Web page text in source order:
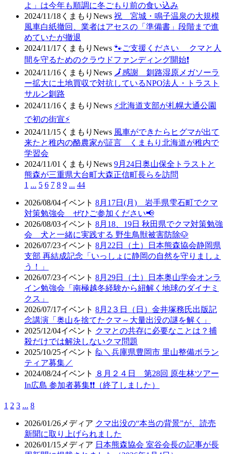
よ」は今年も順調に冬ごもり前の食い込み
2024/11/18 くまもりNews 祝 宮城・鳴子温泉の大規模
風車白紙撤回、業者はアセスの「準備書」段階まで進
めていたが撤退
2024/11/17 くまもりNews 🐾ご支援ください クマと人
間を守るためのクラウドファンディング開始❗
2024/11/16 くまもりNews 🗾感謝 釧路湿原メガソーラ
ー拡大に土地買収で対抗しているNPO法人・トラスト
サルン釧路
2024/11/16 くまもりNews ⚡北海道支部が札幌大通公園
で初の街宣⚡
2024/11/15 くまもりNews 風車ができたらヒグマが出て
来たと稚内の酪農家が証言 くまもり北海道が稚内で
学習会
2024/11/01 くまもりNews 9月24日奥山保全トラストと
熊森が三重県大台町大森正信町長らを訪問
1 ... 5 6 7 8 9 ... 44
2026/08/04イベント 8月17日(月) 岩手県雫石町でクマ
対策勉強会 ぜひご参加ください📢
2026/08/03イベント 8月18、19日 秋田県でクマ対策勉強
会 犬と一緒に実践する 野生鳥獣被害防除🐶
2026/07/23イベント 8月22日（土）日本熊森協会静岡県
支部 再結成記念「いっしょに静岡の自然を守りましょ
う！」
2026/07/23イベント 8月29日（土）日本奥山学会オンラ
イン勉強会「南極越冬経験から紐解く地球のダイナミ
クス」
2026/07/17イベント 8月2３日（日）金井塚務氏出版記
念講演「奥山を捨てたクマ～大量出没の謎を解く」
2025/12/04イベント クマとの共存に必要なことは？捕
殺だけでは解決しないクマ問題
2025/10/25イベント 🙋＼兵庫県豊岡市 里山整備ボラン
ティア募集／
2024/08/24イベント
８月２４日 第28回 原生林ツアー
In広島 参加者募集❗❗（終了しました）
1 2 3 ... 8
2026/01/26 メディア クマ出没の“本当の背景”が、読売
新聞に取り上げられました
2026/01/15 メディア 日本熊森協会 室谷会長の記事が長